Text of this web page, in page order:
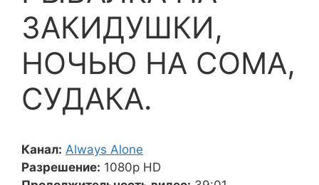
ЗАКИДУШКИ,
НОЧЬЮ НА СОМА,
СУДАКА.
Канал: Always Alone
Разрешение: 1080p HD